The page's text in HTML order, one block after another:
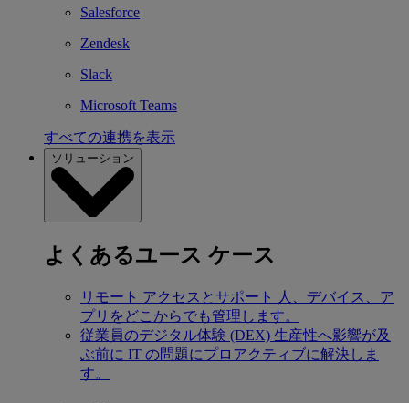
Salesforce
Zendesk
Slack
Microsoft Teams
すべての連携を表示
ソリューション
よくあるユース ケース
リモート アクセスとサポート
人、デバイス、ア
プリをどこからでも管理します。
従業員のデジタル体験 (DEX) 生産性へ影響が及
ぶ前に IT の問題にプロアクティブに解決しま
す。